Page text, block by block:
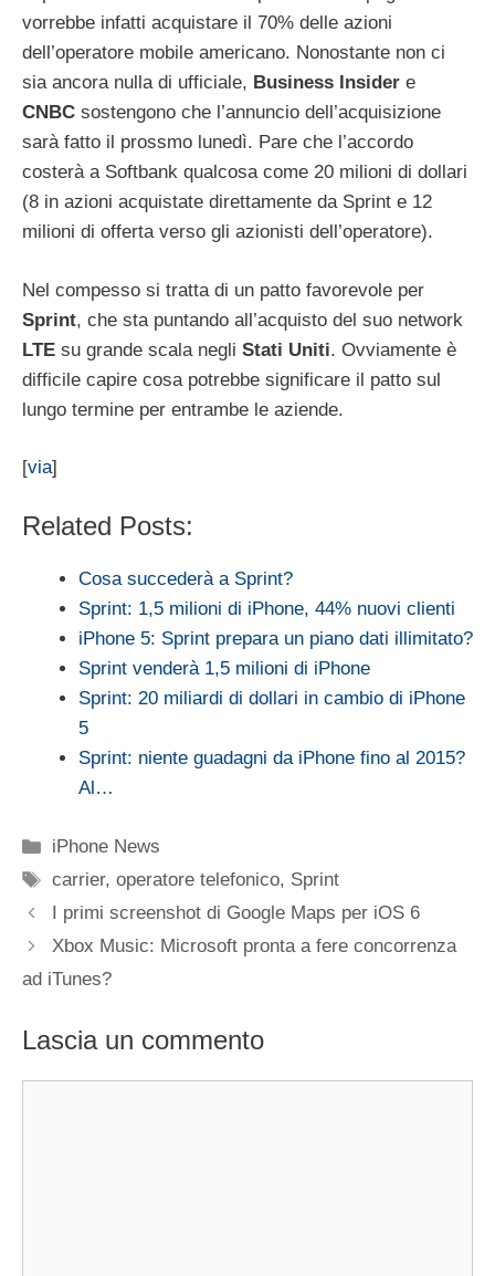
vorrebbe infatti acquistare il 70% delle azioni
dell’operatore mobile americano. Nonostante non ci
sia ancora nulla di ufficiale, Business Insider e
CNBC sostengono che l’annuncio dell’acquisizione
sarà fatto il prossmo lunedì. Pare che l’accordo
costerà a Softbank qualcosa come 20 milioni di dollari
(8 in azioni acquistate direttamente da Sprint e 12
milioni di offerta verso gli azionisti dell’operatore).
Nel compesso si tratta di un patto favorevole per
Sprint, che sta puntando all’acquisto del suo network
LTE su grande scala negli Stati Uniti. Ovviamente è
difficile capire cosa potrebbe significare il patto sul
lungo termine per entrambe le aziende.
[via]
Related Posts:
Cosa succederà a Sprint?
Sprint: 1,5 milioni di iPhone, 44% nuovi clienti
iPhone 5: Sprint prepara un piano dati illimitato?
Sprint venderà 1,5 milioni di iPhone
Sprint: 20 miliardi di dollari in cambio di iPhone
5
Sprint: niente guadagni da iPhone fino al 2015?
Al…
Categorie
iPhone News
Tag
carrier,operatore telefonico, Sprint
I primi screenshot di Google Maps per iOS 6
Xbox Music: Microsoft pronta a fere concorrenza
ad iTunes?
Lascia un commento